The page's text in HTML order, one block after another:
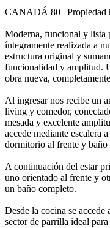
CANADÁ 80 | Propiedad
Moderna, funcional y lista
íntegramente realizada a
estructura original y
funcionalidad y amplitud.
obra nueva,
Al ingresar nos recibe un
living y comedor,
mesada y excelente
accede mediante escalera
dormitorio al frente y baño
A continuación del estar
uno orientado al frente y
un baño completo.
Desde la cocina se
sector de parrilla ideal